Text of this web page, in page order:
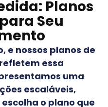
Planos
Seu
e nossos planos de
essa
uma
escaláveis,
o plano que